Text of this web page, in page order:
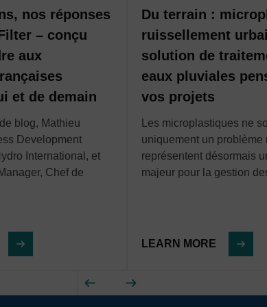
environnementaux.
de données et outils d’analyse
des réseaux et des
la planification et les
nos réponses
– conçu
aux
et de demain
blog, Mathieu
Development
International, et
Chef de
Du terrain :
ruissellement
solution de
eaux pluviales
vos projets
Les microplastiques ne
uniquement un
représentent désormais
majeur pour la gestion
LEARN MORE